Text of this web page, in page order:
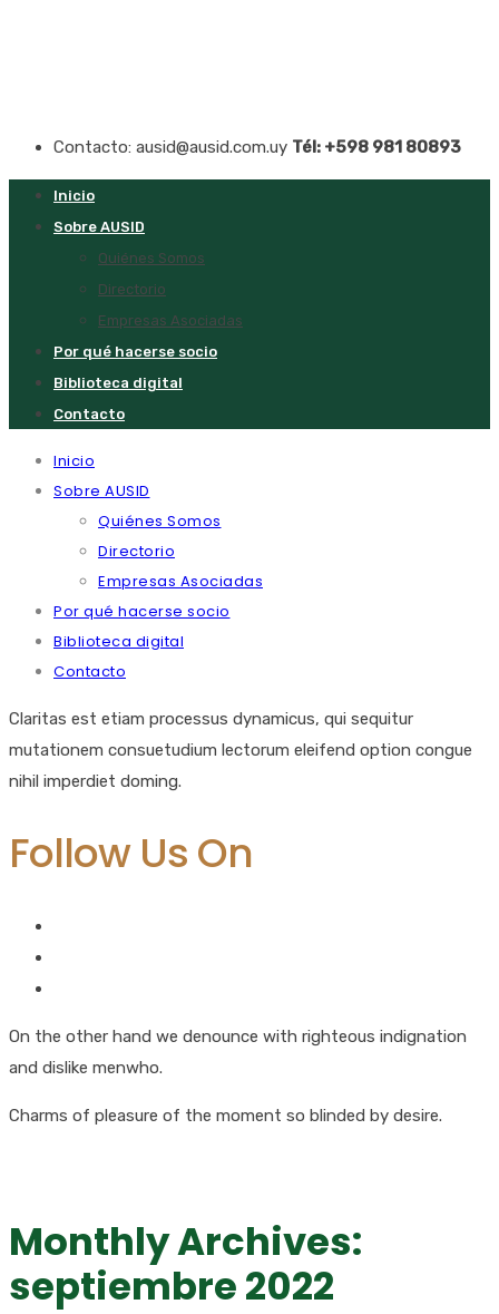
Contacto: ausid@ausid.com.uy Tél: +598 981 80893
Inicio
Sobre AUSID
Quiénes Somos
Directorio
Empresas Asociadas
Por qué hacerse socio
Biblioteca digital
Contacto
Inicio
Sobre AUSID
Quiénes Somos
Directorio
Empresas Asociadas
Por qué hacerse socio
Biblioteca digital
Contacto
Claritas est etiam processus dynamicus, qui sequitur
mutationem consuetudium lectorum eleifend option congue
nihil imperdiet doming.
Follow Us On
On the other hand we denounce with righteous indignation
and dislike menwho.
Charms of pleasure of the moment so blinded by desire.
Monthly Archives:
septiembre 2022